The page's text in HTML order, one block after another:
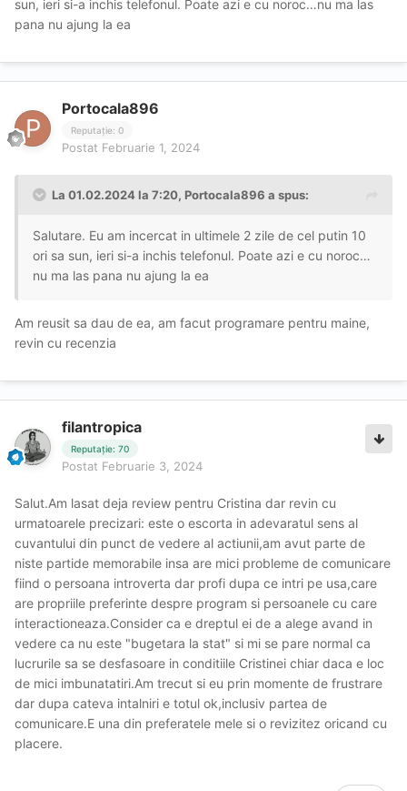
sun, ieri si-a inchis telefonul. Poate azi e cu noroc…nu ma las
pana nu ajung la ea
Portocala896
Reputație: 0
Postat Februarie 1, 2024
La 01.02.2024 la 7:20, Portocala896 a spus:
Salutare. Eu am incercat in ultimele 2 zile de cel putin 10
ori sa sun, ieri si-a inchis telefonul. Poate azi e cu noroc…
nu ma las pana nu ajung la ea
Am reusit sa dau de ea, am facut programare pentru maine,
revin cu recenzia
filantropica
Reputație: 70
Postat Februarie 3, 2024
Salut.Am lasat deja review pentru Cristina dar revin cu
urmatoarele precizari: este o escorta in adevaratul sens al
cuvantului din punct de vedere al actiunii,am avut parte de
niste partide memorabile insa are mici probleme de comunicare
fiind o persoana introverta dar profi dupa ce intri pe usa,care
are propriile preferinte despre program si persoanele cu care
interactioneaza.Consider ca e dreptul ei de a alege avand in
vedere ca nu este "bugetara la stat" si mi se pare normal ca
lucrurile sa se desfasoare in conditiile Cristinei chiar daca e loc
de mici imbunatatiri.Am trecut si eu prin momente de frustrare
dar dupa cateva intalniri e totul ok,inclusiv partea de
comunicare.E una din preferatele mele si o revizitez oricand cu
placere.